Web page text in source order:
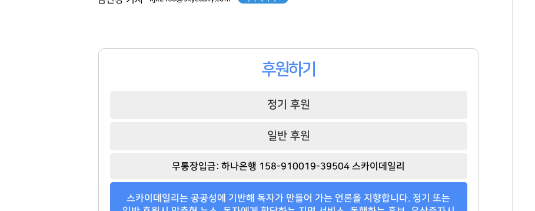
후원하기
정기 후원
일반 후원
무통장입금: 하나은행 158-910019-39504 스카이데일리
스카이데일리는 공공성에 기반해 독자가 만들어 가는 언론을 지향합니다. 정기 또는